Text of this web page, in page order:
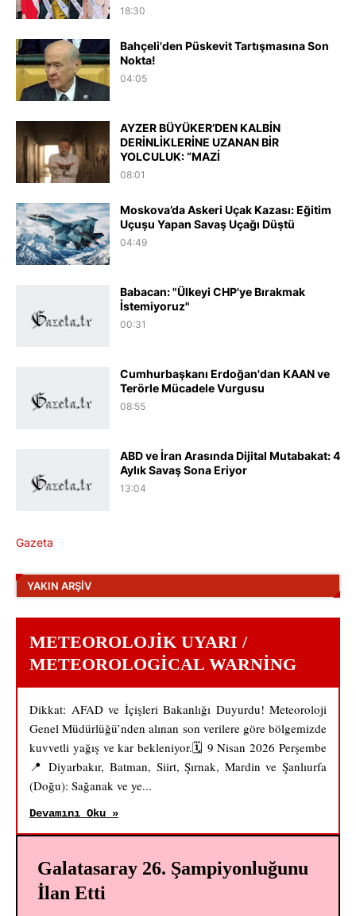
18:30
Bahçeli'den Püskevit Tartışmasına Son
Nokta!
04:05
AYZER BÜYÜKER’DEN KALBİN
DERİNLİKLERİNE UZANAN BİR
YOLCULUK: “MAZİ
08:01
Moskova’da Askeri Uçak Kazası: Eğitim
Uçuşu Yapan Savaş Uçağı Düştü
04:49
Babacan: "Ülkeyi CHP'ye Bırakmak
İstemiyoruz"
00:31
Cumhurbaşkanı Erdoğan'dan KAAN ve
Terörle Mücadele Vurgusu
08:55
ABD ve İran Arasında Dijital Mutabakat: 4
Aylık Savaş Sona Eriyor
13:04
Gazeta
YAKIN ARŞIV
METEOROLOJIK UYARI /
METEOROLOGICAL WARNING
Dikkat: AFAD ve İçişleri Bakanlığı Duyurdu! Meteoroloji
Genel Müdürlüğü’nden alınan son verilere göre bölgemizde
kuvvetli yağış ve kar bekleniyor.🗓️ 9 Nisan 2026 Perşembe
📍 Diyarbakır, Batman, Siirt, Şırnak, Mardin ve Şanlıurfa
(Doğu): Sağanak ve ye...
Devamını Oku »
Galatasaray 26. Şampiyonluğunu
İlan Etti